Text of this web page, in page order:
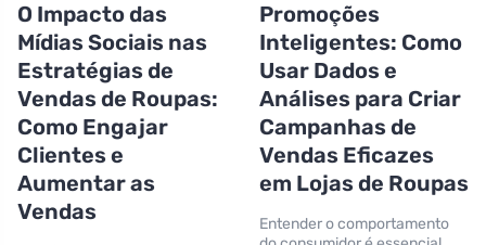
O Impacto das
Mídias Sociais nas
Estratégias de
Vendas de Roupas:
Como Engajar
Clientes e
Aumentar as
Vendas
Promoções
Inteligentes: Como
Usar Dados e
Análises para Criar
Campanhas de
Vendas Eficazes
em Lojas de Roupas
Entender o comportamento